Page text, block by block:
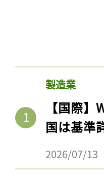
製造業
【国際
国は基準
2026/07/13